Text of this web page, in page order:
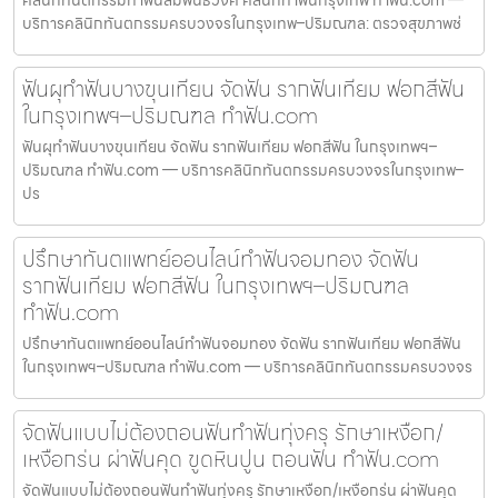
บริการคลินิกทันตกรรมครบวงจรในกรุงเทพ–ปริมณฑล: ตรวจสุขภาพช่
ฟันผุทำฟันบางขุนเทียน จัดฟัน รากฟันเทียม ฟอกสีฟัน
ในกรุงเทพฯ–ปริมณฑล ทำฟัน.com
ฟันผุทำฟันบางขุนเทียน จัดฟัน รากฟันเทียม ฟอกสีฟัน ในกรุงเทพฯ–
ปริมณฑล ทำฟัน.com — บริการคลินิกทันตกรรมครบวงจรในกรุงเทพ–
ปร
ปรึกษาทันตแพทย์ออนไลน์ทำฟันจอมทอง จัดฟัน
รากฟันเทียม ฟอกสีฟัน ในกรุงเทพฯ–ปริมณฑล
ทำฟัน.com
ปรึกษาทันตแพทย์ออนไลน์ทำฟันจอมทอง จัดฟัน รากฟันเทียม ฟอกสีฟัน
ในกรุงเทพฯ–ปริมณฑล ทำฟัน.com — บริการคลินิกทันตกรรมครบวงจร
จัดฟันแบบไม่ต้องถอนฟันทำฟันทุ่งครุ รักษาเหงือก/
เหงือกร่น ผ่าฟันคุด ขูดหินปูน ถอนฟัน ทำฟัน.com
จัดฟันแบบไม่ต้องถอนฟันทำฟันทุ่งครุ รักษาเหงือก/เหงือกร่น ผ่าฟันคุด